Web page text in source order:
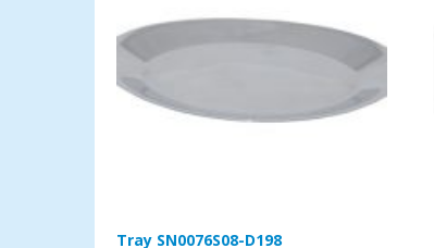
Tray SN0076S08-D198